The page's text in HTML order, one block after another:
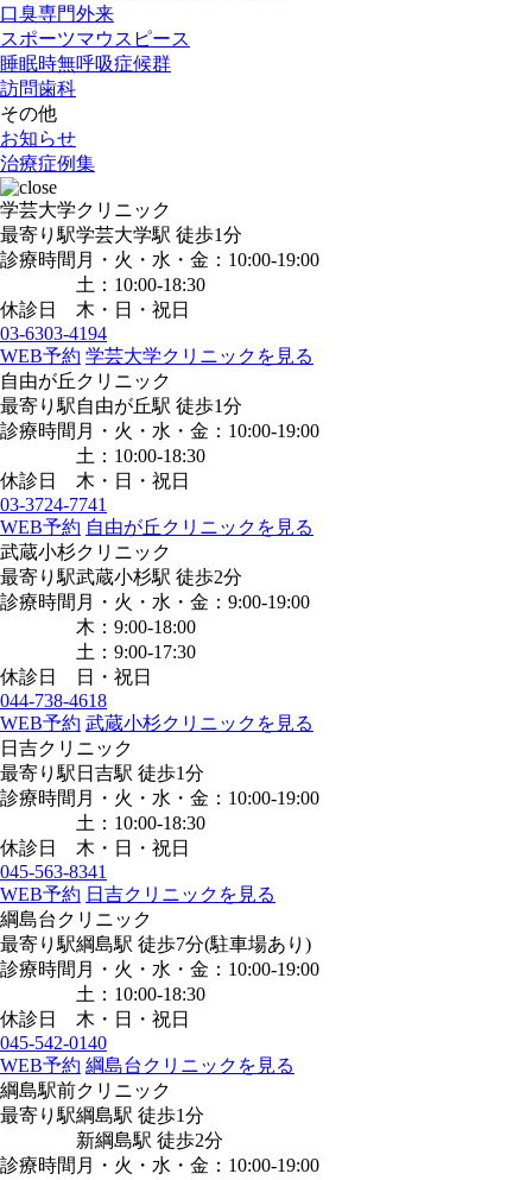
口臭専門外来
スポーツマウスピース
睡眠時無呼吸症候群
訪問歯科
その他
お知らせ
治療症例集
学芸大学クリニック
最寄り駅学芸大学駅 徒歩1分
診療時間 月・火・水・金：10:00-19:00
土：10:00-18:30
休診日
木・日・祝日
03-6303-4194
WEB予約 学芸大学クリニックを見る
自由が丘クリニック
最寄り駅自由が丘駅 徒歩1分
診療時間 月・火・水・金：10:00-19:00
土：10:00-18:30
休診日
木・日・祝日
03-3724-7741
WEB予約 自由が丘クリニックを見る
武蔵小杉クリニック
最寄り駅武蔵小杉駅 徒歩2分
診療時間 月・火・水・金：9:00-19:00
木：9:00-18:00
土：9:00-17:30
休診日
日・祝日
044-738-4618
WEB予約 武蔵小杉クリニックを見る
日吉クリニック
最寄り駅 日吉駅 徒歩1分
診療時間 月・火・水・金：10:00-19:00
土：10:00-18:30
休診日
木・日・祝日
045-563-8341
WEB予約 日吉クリニックを見る
綱島台クリニック
最寄り駅綱島駅 徒歩7分(駐車場あり)
診療時間 月・火・水・金：10:00-19:00
土：10:00-18:30
休診日
木・日・祝日
045-542-0140
WEB予約 綱島台クリニックを見る
綱島駅前クリニック
最寄り駅綱島駅 徒歩1分
新綱島駅 徒歩2分
診療時間 月・火・水・金：10:00-19:00